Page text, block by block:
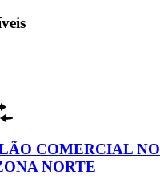
COMERCIAL NO
NORTE